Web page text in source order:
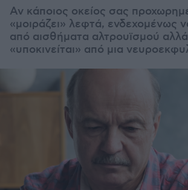
Αν κάποιος οκείος σας
«μοιράζει» λεφτά, ενδεχομένως
από αισθήματα αλτρουϊσμού
«υποκινείται» από μια